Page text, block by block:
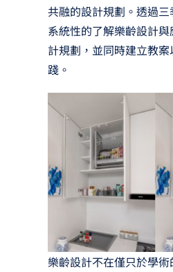
共融的設計規劃。透過
系統性的了解樂齡設計
計規劃，並同時建立教
踐。
樂齡設計不在僅只於學